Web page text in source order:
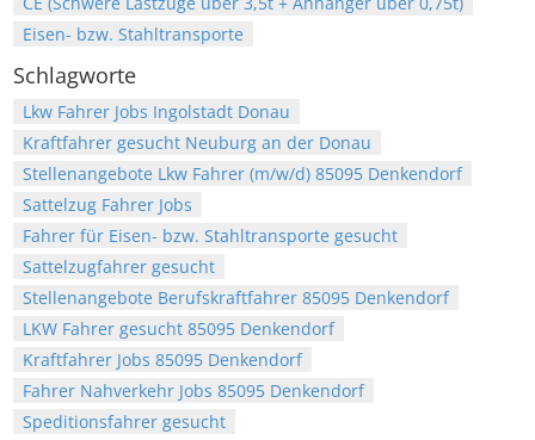
Eisen- bzw. Stahltransporte
Schlagworte
Lkw Fahrer Jobs Ingolstadt Donau
Kraftfahrer gesucht Neuburg an der Donau
Stellenangebote Lkw Fahrer (m/w/d) 85095 Denkendorf
Sattelzug Fahrer Jobs
Fahrer für Eisen- bzw. Stahltransporte gesucht
Sattelzugfahrer gesucht
Stellenangebote Berufskraftfahrer 85095 Denkendorf
LKW Fahrer gesucht 85095 Denkendorf
Kraftfahrer Jobs 85095 Denkendorf
Fahrer Nahverkehr Jobs 85095 Denkendorf
Speditionsfahrer gesucht